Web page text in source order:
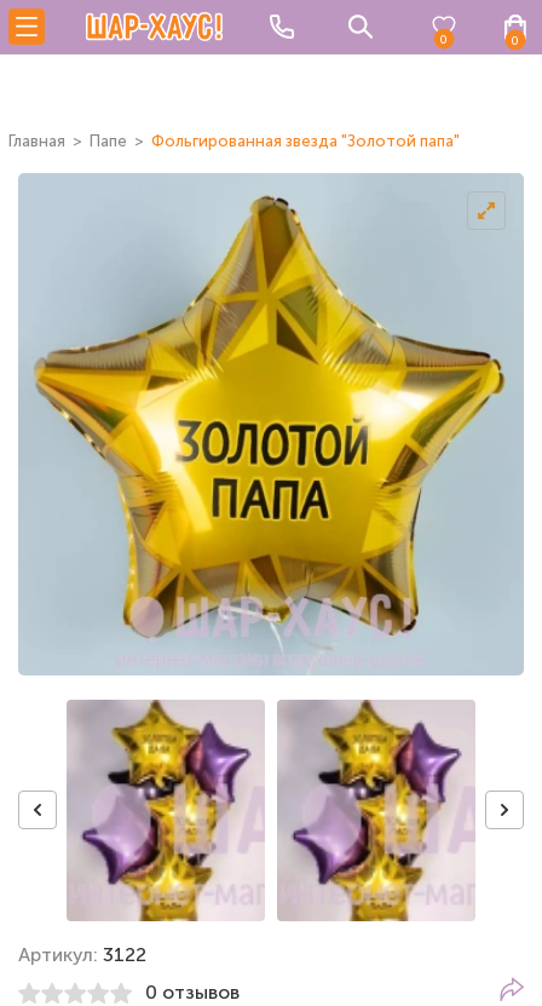
0 0
Главная Папе Фольгированная звезда "Золотой папа"
Артикул: 3122
0 отзывов